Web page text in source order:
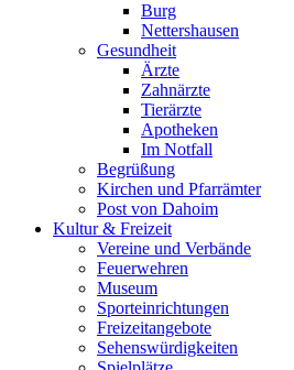
Burg
Nettershausen
Gesundheit
Ärzte
Zahnärzte
Tierärzte
Apotheken
Im Notfall
Begrüßung
Kirchen und Pfarrämter
Post von Dahoim
Kultur & Freizeit
Vereine und Verbände
Feuerwehren
Museum
Sporteinrichtungen
Freizeitangebote
Sehenswürdigkeiten